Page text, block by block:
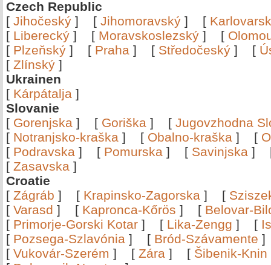
Czech Republic
[ Jihočeský ] [ Jihomoravský ] [
[ Liberecký ] [ Moravskoslezský ] [
[ Plzeňský ] [ Praha ] [ Středočeský ] [
[ Zlínský ]
Ukrainen
[ Kárpátalja ]
Slovanie
[ Gorenjska ] [ Goriška ] [ Jugovzhodna
[ Notranjsko-kraška ] [ Obalno-kraška ] [
[ Podravska ] [ Pomurska ] [ Savinjska ]
[ Zasavska ]
Croatie
[ Zágráb ] [ Krapinsko-Zagorska ] [
[ Varasd ] [ Kapronca-Kőrös ] [ Belovar-
[ Primorje-Gorski Kotar ] [ Lika-Zengg ] [
[ Pozsega-Szlavónia ] [ Bród-Szávamente
[ Vukovár-Szerém ] [ Zára ] [ Šibenik-Knin